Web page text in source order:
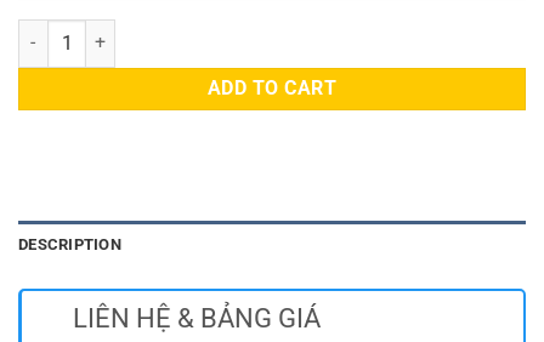
Ống Inox (273,0 x 3,404 x 6000)mm quantity
ADD TO CART
DESCRIPTION
LIÊN HỆ & BẢNG GIÁ